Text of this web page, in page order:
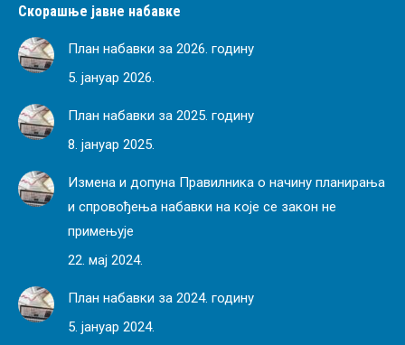
Скорашње јавне набавке
План набавки за 2026. годину
5. јануар 2026.
План набавки за 2025. годину
8. јануар 2025.
Измена и допуна Правилника о начину планирања
и спровођења набавки на које се закон не
примењује
22. мај 2024.
План набавки за 2024. годину
5. јануар 2024.